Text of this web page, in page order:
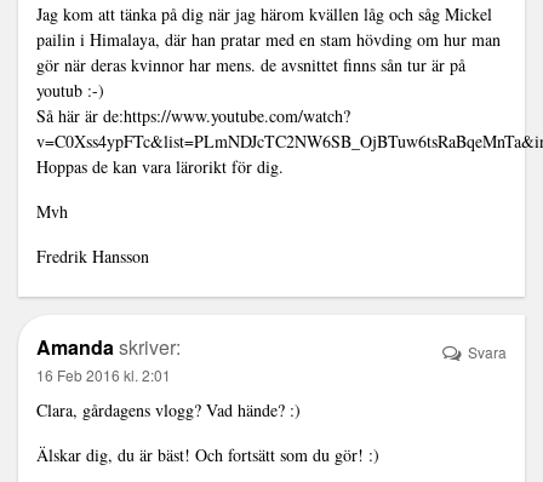
Jag kom att tänka på dig när jag härom kvällen låg och såg Mickel
pailin i Himalaya, där han pratar med en stam hövding om hur man
gör när deras kvinnor har mens. de avsnittet finns sån tur är på
youtub :-)
Så här är de:https://www.youtube.com/watch?
Hoppas de kan vara lärorikt för dig.
Mvh
Fredrik Hansson
Amandaskriver:
16 Feb 2016 kl. 2:01
Clara, gårdagens vlogg? Vad hände? :)
Älskar dig, du är bäst! Och fortsätt som du gör! :)
Svara